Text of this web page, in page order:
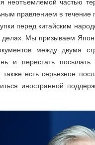
неотъемлемой частью
правлением в течение
перед китайским
делах. Мы призываем
между двумя
и перестать
есть серьезное
иностранной